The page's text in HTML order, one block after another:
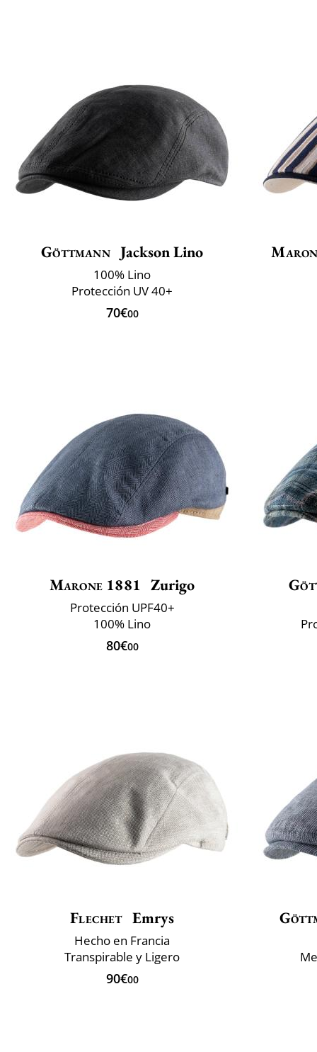
Göttmann Jackson Lino
100% Lino
Protección UV 40+
70€00
Marone 1881 Zurigo
Protección UPF40+
100% Lino
80€00
Flechet Emrys
Hecho en Francia
Transpirable y Ligero
90€00